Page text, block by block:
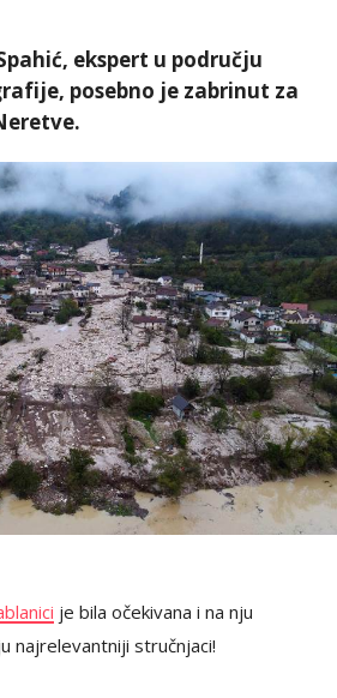
ekspert u području
posebno je zabrinut za
je bila očekivana i na nju
najrelevantniji stručnjaci!